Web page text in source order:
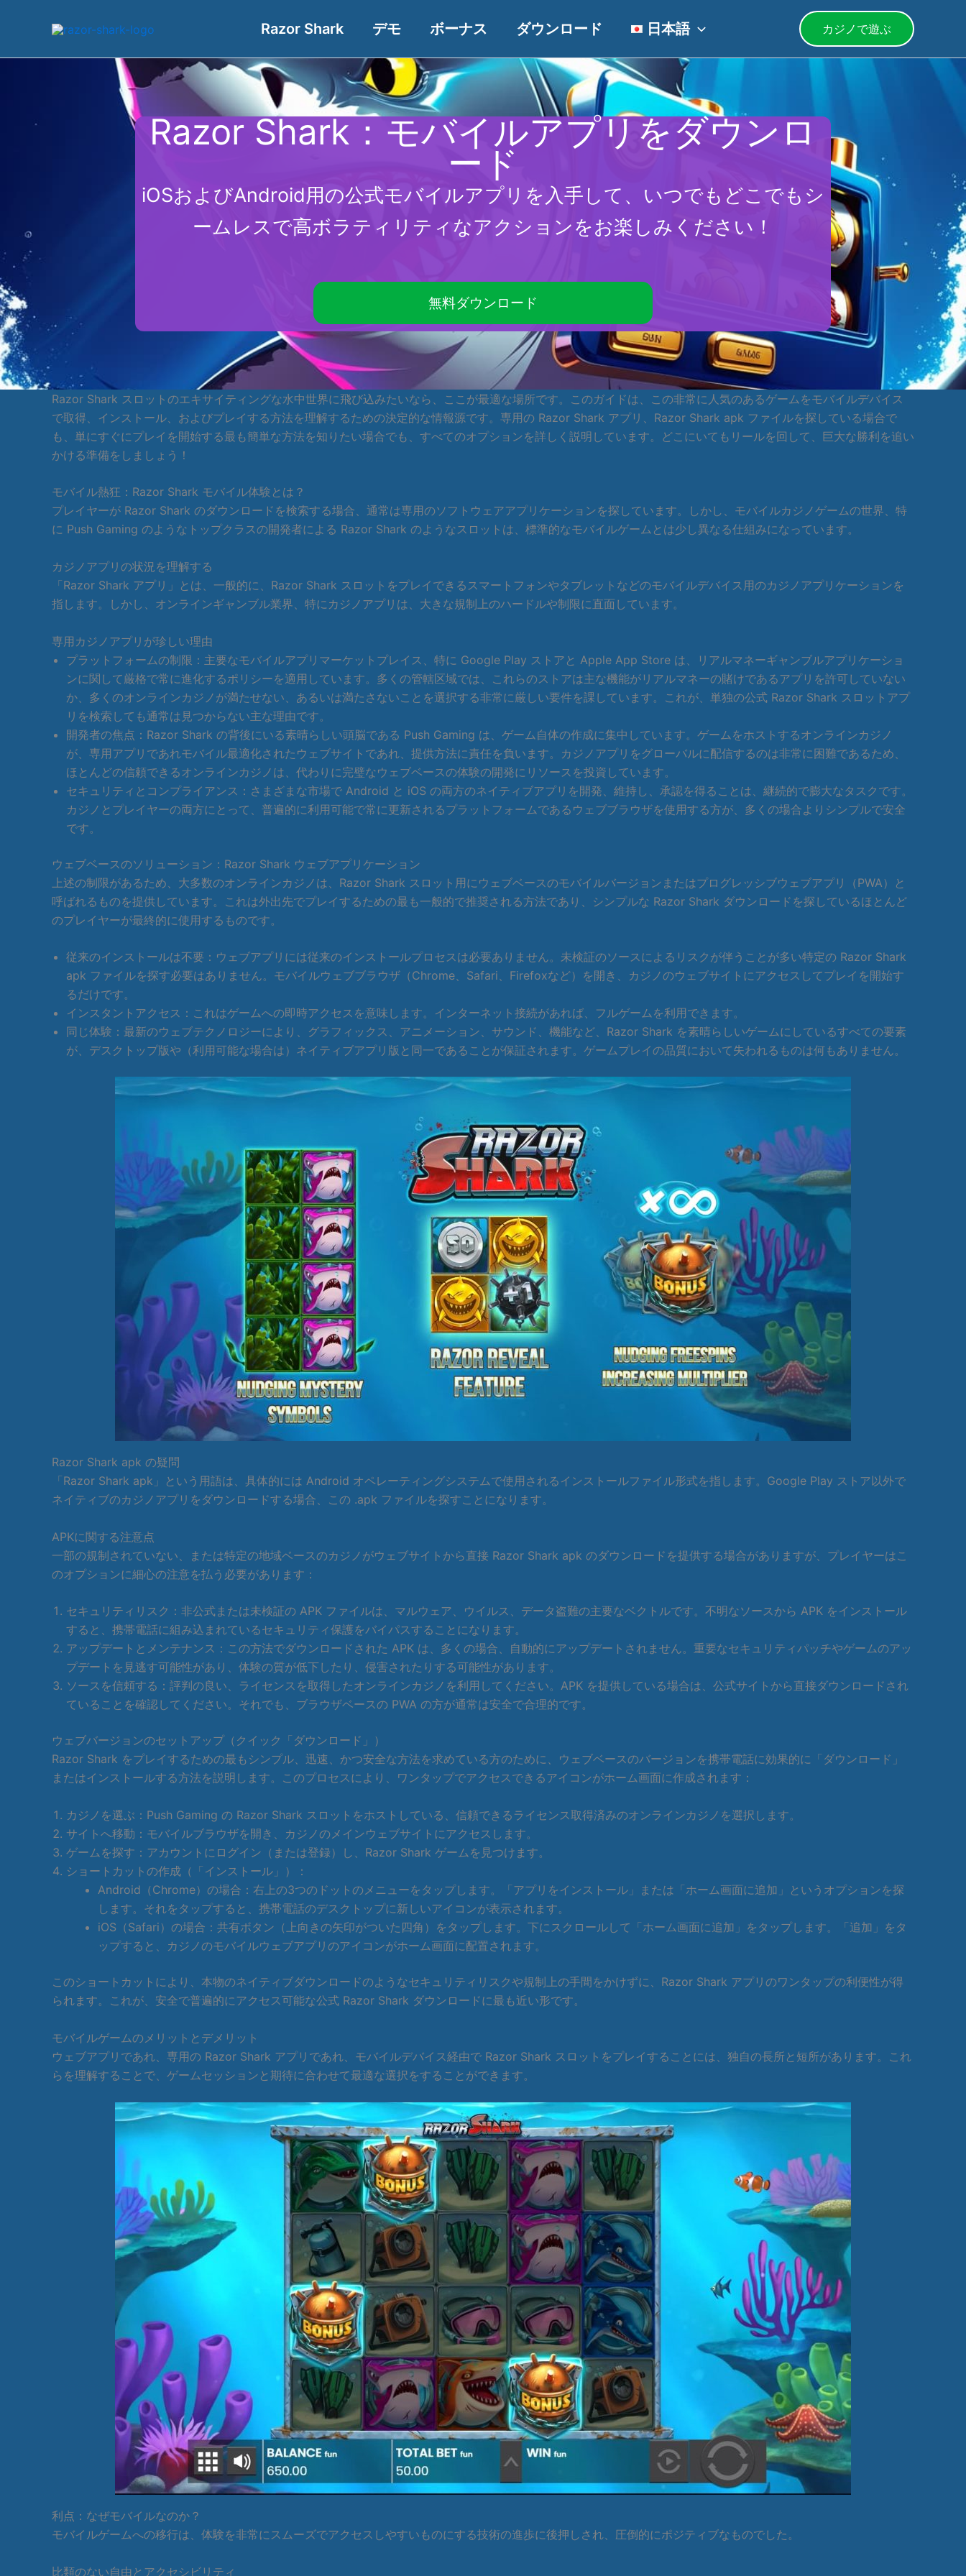
Razor Shark デモ ボーナス ダウンロード 日本語 カジノで遊ぶ
Razor Shark：モバイルアプリをダウンロ
ード
iOSおよびAndroid用の公式モバイルアプリを入手して、いつでもどこでもシ
ームレスで高ボラティリティなアクションをお楽しみください！
無料ダウンロード
Razor Shark スロットのエキサイティングな水中世界に飛び込みたいなら、ここが最適な場所です。このガイドは、この非常に人気のあるゲームをモバイルデバイス
で取得、インストール、およびプレイする方法を理解するための決定的な情報源です。専用の Razor Shark アプリ、Razor Shark apk ファイルを探している場合で
も、単にすぐにプレイを開始する最も簡単な方法を知りたい場合でも、すべてのオプションを詳しく説明しています。どこにいてもリールを回して、巨大な勝利を追い
かける準備をしましょう！
モバイル熱狂：Razor Shark モバイル体験とは？
プレイヤーが Razor Shark のダウンロードを検索する場合、通常は専用のソフトウェアアプリケーションを探しています。しかし、モバイルカジノゲームの世界、特
に Push Gaming のようなトップクラスの開発者による Razor Shark のようなスロットは、標準的なモバイルゲームとは少し異なる仕組みになっています。
カジノアプリの状況を理解する
「Razor Shark アプリ」とは、一般的に、Razor Shark スロットをプレイできるスマートフォンやタブレットなどのモバイルデバイス用のカジノアプリケーションを
指します。しかし、オンラインギャンブル業界、特にカジノアプリは、大きな規制上のハードルや制限に直面しています。
専用カジノアプリが珍しい理由
プラットフォームの制限：主要なモバイルアプリマーケットプレイス、特に Google Play ストアと Apple App Store は、リアルマネーギャンブルアプリケーショ
ンに関して厳格で常に進化するポリシーを適用しています。多くの管轄区域では、これらのストアは主な機能がリアルマネーの賭けであるアプリを許可していない
か、多くのオンラインカジノが満たせない、あるいは満たさないことを選択する非常に厳しい要件を課しています。これが、単独の公式 Razor Shark スロットアプ
リを検索しても通常は見つからない主な理由です。
開発者の焦点：Razor Shark の背後にいる素晴らしい頭脳である Push Gaming は、ゲーム自体の作成に集中しています。ゲームをホストするオンラインカジノ
が、専用アプリであれモバイル最適化されたウェブサイトであれ、提供方法に責任を負います。カジノアプリをグローバルに配信するのは非常に困難であるため、
ほとんどの信頼できるオンラインカジノは、代わりに完璧なウェブベースの体験の開発にリソースを投資しています。
セキュリティとコンプライアンス：さまざまな市場で Android と iOS の両方のネイティブアプリを開発、維持し、承認を得ることは、継続的で膨大なタスクです。
カジノとプレイヤーの両方にとって、普遍的に利用可能で常に更新されるプラットフォームであるウェブブラウザを使用する方が、多くの場合よりシンプルで安全
です。
ウェブベースのソリューション：Razor Shark ウェブアプリケーション
上述の制限があるため、大多数のオンラインカジノは、Razor Shark スロット用にウェブベースのモバイルバージョンまたはプログレッシブウェブアプリ（PWA）と
呼ばれるものを提供しています。これは外出先でプレイするための最も一般的で推奨される方法であり、シンプルな Razor Shark ダウンロードを探しているほとんど
のプレイヤーが最終的に使用するものです。
従来のインストールは不要：ウェブアプリには従来のインストールプロセスは必要ありません。未検証のソースによるリスクが伴うことが多い特定の Razor Shark
apk ファイルを探す必要はありません。モバイルウェブブラウザ（Chrome、Safari、Firefoxなど）を開き、カジノのウェブサイトにアクセスしてプレイを開始す
るだけです。
インスタントアクセス：これはゲームへの即時アクセスを意味します。インターネット接続があれば、フルゲームを利用できます。
同じ体験：最新のウェブテクノロジーにより、グラフィックス、アニメーション、サウンド、機能など、Razor Shark を素晴らしいゲームにしているすべての要素
が、デスクトップ版や（利用可能な場合は）ネイティブアプリ版と同一であることが保証されます。ゲームプレイの品質において失われるものは何もありません。
Razor Shark apk の疑問
「Razor Shark apk」という用語は、具体的には Android オペレーティングシステムで使用されるインストールファイル形式を指します。Google Play ストア以外で
ネイティブのカジノアプリをダウンロードする場合、この .apk ファイルを探すことになります。
APKに関する注意点
一部の規制されていない、または特定の地域ベースのカジノがウェブサイトから直接 Razor Shark apk のダウンロードを提供する場合がありますが、プレイヤーはこ
のオプションに細心の注意を払う必要があります：
セキュリティリスク：非公式または未検証の APK ファイルは、マルウェア、ウイルス、データ盗難の主要なベクトルです。不明なソースから APK をインストール
すると、携帯電話に組み込まれているセキュリティ保護をバイパスすることになります。
アップデートとメンテナンス：この方法でダウンロードされた APK は、多くの場合、自動的にアップデートされません。重要なセキュリティパッチやゲームのアッ
プデートを見逃す可能性があり、体験の質が低下したり、侵害されたりする可能性があります。
ソースを信頼する：評判の良い、ライセンスを取得したオンラインカジノを利用してください。APK を提供している場合は、公式サイトから直接ダウンロードされ
ていることを確認してください。それでも、ブラウザベースの PWA の方が通常は安全で合理的です。
ウェブバージョンのセットアップ（クイック「ダウンロード」）
Razor Shark をプレイするための最もシンプル、迅速、かつ安全な方法を求めている方のために、ウェブベースのバージョンを携帯電話に効果的に「ダウンロード」
またはインストールする方法を説明します。このプロセスにより、ワンタップでアクセスできるアイコンがホーム画面に作成されます：
カジノを選ぶ：Push Gaming の Razor Shark スロットをホストしている、信頼できるライセンス取得済みのオンラインカジノを選択します。
サイトへ移動：モバイルブラウザを開き、カジノのメインウェブサイトにアクセスします。
ゲームを探す：アカウントにログイン（または登録）し、Razor Shark ゲームを見つけます。
ショートカットの作成（「インストール」）：
Android（Chrome）の場合：右上の3つのドットのメニューをタップします。「アプリをインストール」または「ホーム画面に追加」というオプションを探
します。それをタップすると、携帯電話のデスクトップに新しいアイコンが表示されます。
iOS（Safari）の場合：共有ボタン（上向きの矢印がついた四角）をタップします。下にスクロールして「ホーム画面に追加」をタップします。「追加」をタ
ップすると、カジノのモバイルウェブアプリのアイコンがホーム画面に配置されます。
このショートカットにより、本物のネイティブダウンロードのようなセキュリティリスクや規制上の手間をかけずに、Razor Shark アプリのワンタップの利便性が得
られます。これが、安全で普遍的にアクセス可能な公式 Razor Shark ダウンロードに最も近い形です。
モバイルゲームのメリットとデメリット
ウェブアプリであれ、専用の Razor Shark アプリであれ、モバイルデバイス経由で Razor Shark スロットをプレイすることには、独自の長所と短所があります。これ
らを理解することで、ゲームセッションと期待に合わせて最適な選択をすることができます。
利点：なぜモバイルなのか？
モバイルゲームへの移行は、体験を非常にスムーズでアクセスしやすいものにする技術の進歩に後押しされ、圧倒的にポジティブなものでした。
比類のない自由とアクセシビリティ